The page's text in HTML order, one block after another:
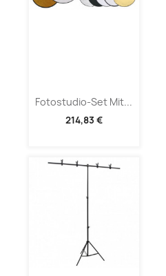
Fotostudio-Set Mit...
214,83 €